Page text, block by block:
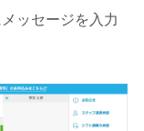
ッセージを入力